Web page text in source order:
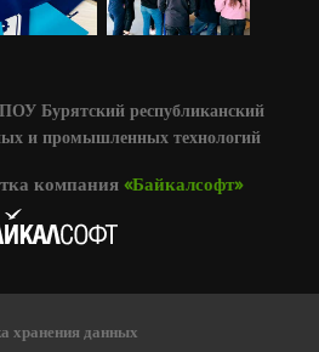
Бурятский республиканский
и промышленных технологий
компания «Байкалсофт»
хранения данных